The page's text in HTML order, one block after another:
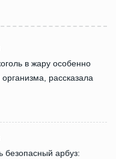
в жару особенно
рассказала
безопасный арбуз: